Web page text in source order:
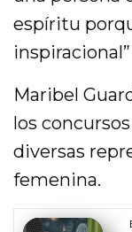
espíritu
Maribel
los
diversas
femenina.